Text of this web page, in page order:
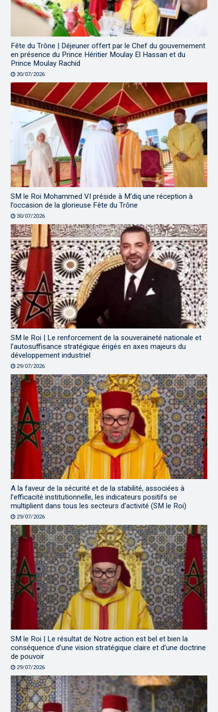
Fête du Trône | Déjeuner offert par le Chef du gouvernement
en présence du Prince Héritier Moulay El Hassan et du
Prince Moulay Rachid
30/07/2026
SM le Roi Mohammed VI préside à M’diq une réception à
l’occasion de la glorieuse Fête du Trône
30/07/2026
SM le Roi | Le renforcement de la souveraineté nationale et
l’autosuffisance stratégique érigés en axes majeurs du
développement industriel
29/07/2026
A la faveur de la sécurité et de la stabilité, associées à
l’efficacité institutionnelle, les indicateurs positifs se
multiplient dans tous les secteurs d’activité (SM le Roi)
29/07/2026
SM le Roi | Le résultat de Notre action est bel et bien la
conséquence d’une vision stratégique claire et d’une doctrine
de pouvoir
29/07/2026